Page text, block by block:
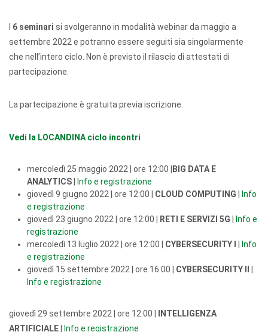
6 seminari si svolgeranno in modalità webinar da maggio a
settembre 2022 e potranno essere seguiti sia singolarmente
che nell’intero ciclo. Non è previsto il rilascio di attestati di
partecipazione.
La partecipazione è gratuita previa iscrizione.
Vedi la LOCANDINA ciclo incontri
mercoledì 25 maggio 2022 | ore 12:00 |
BIG DATA E
ANALYTICS
Info e registrazione
giovedì 9 giugno 2022 | ore 12:00 | CLOUD COMPUTING
Info
e registrazione
giovedì 23 giugno 2022 | ore 12:00 |
RETI E SERVIZI 5G
Info e
registrazione
mercoledì 13 luglio 2022 | ore 12:00 |
CYBERSECURITY I
Info
e registrazione
giovedì 15 settembre 2022 | ore 16:00 | CYBERSECURITY II
Info e registrazione
giovedì 29 settembre 2022 | ore 12:00 |
INTELLIGENZA
ARTIFICIALE
Info e registrazione